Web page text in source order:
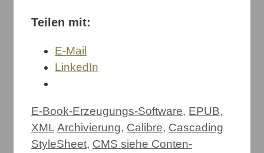
Teilen mit:
E-Mail
LinkedIn
Kategorien
E-Book-Erzeugungs-Software, EPUB,
XML Schlagwörter
Archivierung, Calibre, Cascading
StyleSheet, CMS siehe Conten-